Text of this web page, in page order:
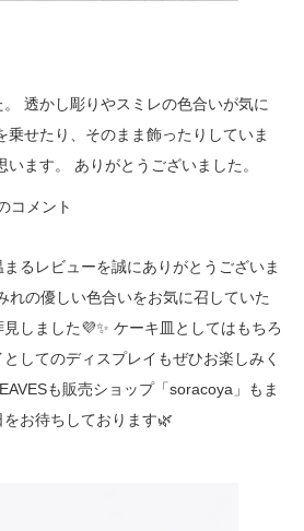
透かし彫りやスミレの色合いが気に
乗せたり、そのまま飾ったりしていま
ます。 ありがとうございました。
コメント
るレビューを誠にありがとうございま
れの優しい色合いをお気に召していた
しました💜✨ ケーキ皿としてはもちろ
してのディスプレイもぜひお楽しみく
も販売ショップ「soracoya」もま
お待ちしております🌿